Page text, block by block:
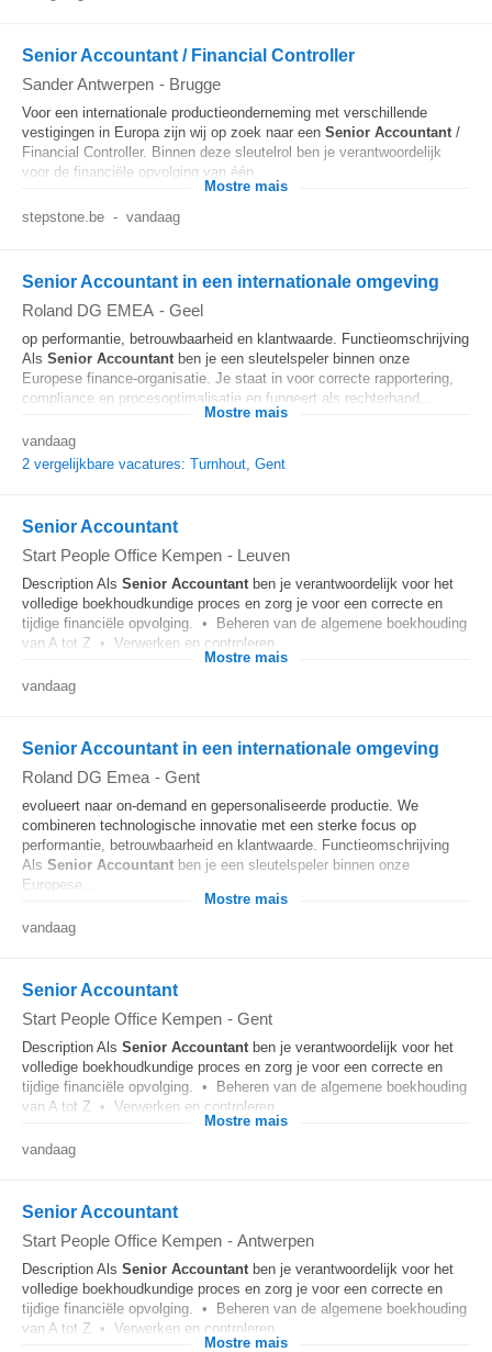
Senior Accountant / Financial Controller
Sander Antwerpen - Brugge
Voor een internationale productieonderneming met verschillende
vestigingen in Europa zijn wij op zoek naar een Senior Accountant /
Financial Controller. Binnen deze sleutelrol ben je verantwoordelijk
voor de financiële opvolging van één...
Mostre mais
stepstone.be - vandaag
Senior Accountant in een internationale omgeving
Roland DG EMEA - Geel
op performantie, betrouwbaarheid en klantwaarde. Functieomschrijving
Als Senior Accountant ben je een sleutelspeler binnen onze
Europese finance-organisatie. Je staat in voor correcte rapportering,
compliance en procesoptimalisatie en fungeert als rechterhand...
Mostre mais
vandaag
2 vergelijkbare vacatures: Turnhout, Gent
Senior Accountant
Start People Office Kempen - Leuven
Description Als Senior Accountantben je verantwoordelijk voor het
volledige boekhoudkundige proces en zorg je voor een correcte en
tijdige financiële opvolging. • Beheren van de algemene boekhouding
van A tot Z • Verwerken en controleren...
Mostre mais
vandaag
Senior Accountant in een internationale omgeving
Roland DG Emea - Gent
evolueert naar on-demand en gepersonaliseerde productie. We
combineren technologische innovatie met een sterke focus op
performantie, betrouwbaarheid en klantwaarde. Functieomschrijving
Als Senior Accountant ben je een sleutelspeler binnen onze
Europese...
Mostre mais
vandaag
Senior Accountant
Start People Office Kempen - Gent
Description Als Senior Accountantben je verantwoordelijk voor het
volledige boekhoudkundige proces en zorg je voor een correcte en
tijdige financiële opvolging. • Beheren van de algemene boekhouding
van A tot Z • Verwerken en controleren...
Mostre mais
vandaag
Senior Accountant
Start People Office Kempen - Antwerpen
Description Als Senior Accountantben je verantwoordelijk voor het
volledige boekhoudkundige proces en zorg je voor een correcte en
tijdige financiële opvolging. • Beheren van de algemene boekhouding
van A tot Z • Verwerken en controleren...
Mostre mais